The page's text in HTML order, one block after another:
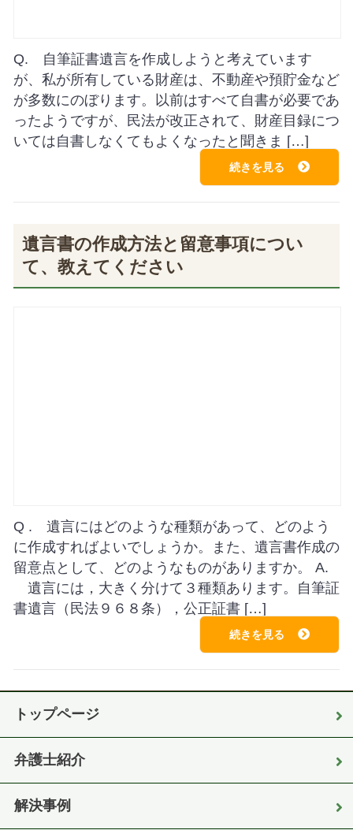
Q. 自筆証書遺言を作成しようと考えています
が、私が所有している財産は、不動産や預貯金など
が多数にのぼります。以前はすべて自書が必要であ
ったようですが、民法が改正されて、財産目録につ
いては自書しなくてもよくなったと聞きま […]
続きを見る
遺言書の作成方法と留意事項につい
て、教えてください
Q . 遺言にはどのような種類があって、どのよう
に作成すればよいでしょうか。また、遺言書作成の
留意点として、どのようなものがありますか。 A.
遺言には，大きく分けて３種類あります。自筆証
書遺言（民法９６８条），公正証書 […]
続きを見る
トップページ
弁護士紹介
解決事例